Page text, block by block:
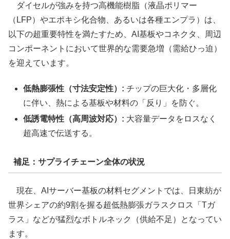
ダイセルが強みを持つ高機能樹脂（液晶ポリマー
（LFP）やエポキシ化合物、あるいは各種エンプラ）は、
以下の超重要特性を満たすため、AI基板やコネクタ、周辺
コンポーネントにおいて世界的な需要急増（需給ひっ迫）
を迎えています。
低熱膨張性（寸法安定性）: チップの巨大化・多層化
に伴い、熱による基板や材料の「反り」を防ぐ。
低誘電特性（高周波対応）: 大容量データをロスなく
超高速で伝送する。
補足：サプライチェーン全体の状況
現在、AIサーバー基板の材料セグメントでは、日東紡が
世界シェアの約9割を握る超低熱膨張ガラスクロス「Tガ
ラス」などが猛烈なボトルネック（供給不足）となってい
ます。